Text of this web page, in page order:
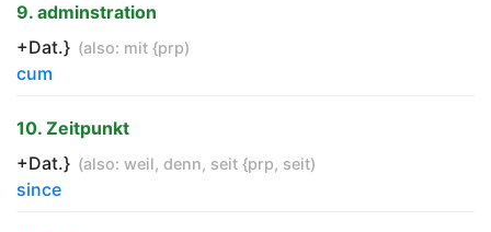
9. adminstration
+Dat.} (also: mit {prp)
cum
10. Zeitpunkt
+Dat.} (also: weil, denn, seit {prp, seit)
since